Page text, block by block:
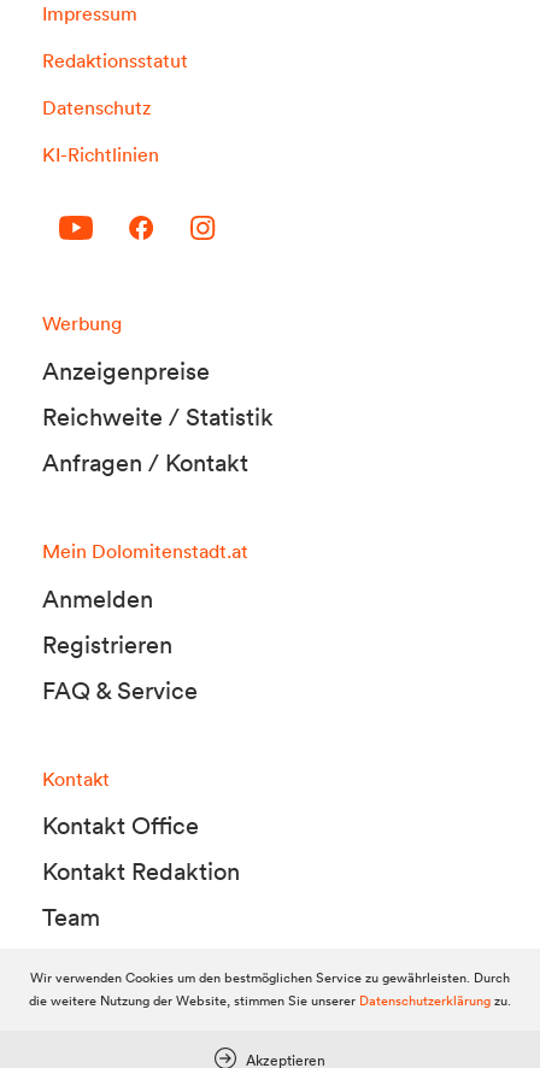
Impressum
Redaktionsstatut
Datenschutz
KI-Richtlinien
Werbung
Anzeigenpreise
Reichweite / Statistik
Anfragen / Kontakt
Mein Dolomitenstadt.at
Anmelden
Registrieren
FAQ & Service
Kontakt
Kontakt Office
Kontakt Redaktion
Team
© 2010-2026 Dolomitenstadt.at
Wir verwenden Cookies um den bestmöglichen Service zu gewährleisten. Durch
die weitere Nutzung der Website, stimmen Sie unserer Datenschutzerklärungzu.
Akzeptieren